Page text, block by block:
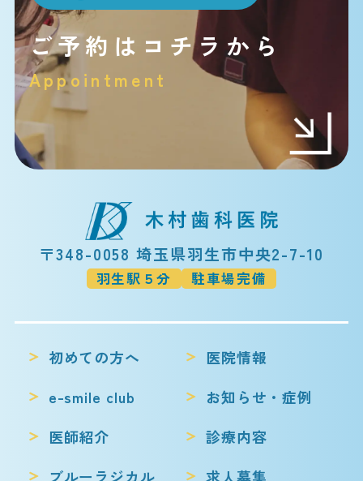
ご予約はコチラから
Appointment
〒348-0058 埼玉県羽生市中央2-7-10
羽生駅５分 駐車場完備
初めての方へ
医院情報
e-smile club
お知らせ・症例
医師紹介
診療内容
ブルーラジカル
求人募集